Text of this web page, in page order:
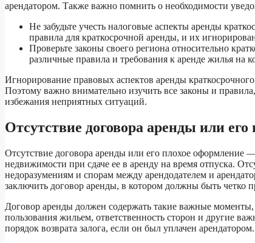
арендатором. Также важно помнить о необходимости
Не забудьте учесть налоговые аспекты аренды
правила для краткосрочной аренды, и их
Проверьте законы своего региона относительно
различные правила и требования к аренде жилья на
Игнорирование правовых аспектов аренды
Поэтому важно внимательно изучить все законы и
избежания неприятных ситуаций.
Отсутствие договора аренды или
Отсутствие договора аренды или его плохое
недвижимости при сдаче ее в аренду на время отпуска.
недоразумениям и спорам между арендодателем и
заключить договор аренды, в котором должны быть четко
Договор аренды должен содержать такие важные
пользования жильем, ответственность сторон и другие
порядок возврата залога, если он был уплачен арендатором.